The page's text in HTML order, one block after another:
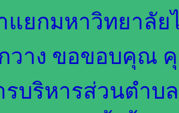
แยกมหาวิทยาลัย
วาง ขอขอบคุณ
รบริหารส่วนตำ